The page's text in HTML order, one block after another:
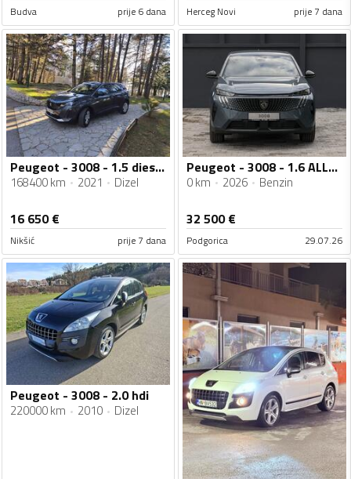
Budva prije 6 dana Herceg Novi prije 7 dana
Peugeot - 3008 - 1.5 diesel automatik 2021 god
168400 km 2021 Dizel
16 650€
Nikšić prije 7 dana
Peugeot - 3008 - 1.6 ALLURE BENZIN
0 km 2026 Benzin
32 500€
Podgorica 29.07.26
Peugeot - 3008 - 2.0 hdi
220000 km 2010 Dizel